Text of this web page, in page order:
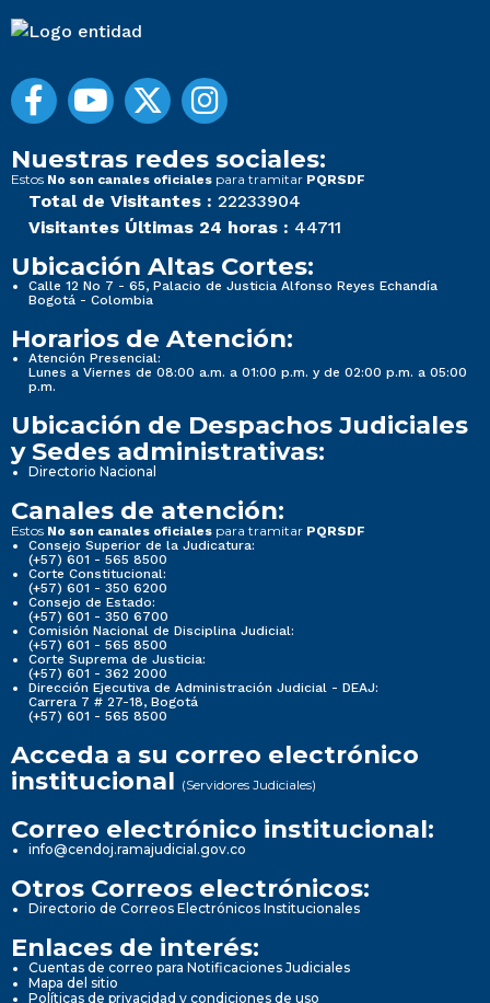
Nuestras redes sociales:
Estos No son canales oficiales para tramitar PQRSDF
Total de Visitantes : 22233904
Visitantes Últimas 24 horas : 44711
Ubicación Altas Cortes:
Calle 12 No 7 - 65, Palacio de Justicia Alfonso Reyes Echandía
Bogotá - Colombia
Horarios de Atención:
Atención Presencial:
Lunes a Viernes de 08:00 a.m. a 01:00 p.m. y de 02:00 p.m. a 05:00
p.m.
Ubicación de Despachos Judiciales
y Sedes administrativas:
Directorio Nacional
Canales de atención:
Estos No son canales oficiales para tramitar PQRSDF
Consejo Superior de la Judicatura:
(+57) 601 - 565 8500
Corte Constitucional:
(+57) 601 - 350 6200
Consejo de Estado:
(+57) 601 - 350 6700
Comisión Nacional de Disciplina Judicial:
(+57) 601 - 565 8500
Corte Suprema de Justicia:
(+57) 601 - 362 2000
Dirección Ejecutiva de Administración Judicial - DEAJ:
Carrera 7 # 27-18, Bogotá
(+57) 601 - 565 8500
Acceda a su correo electrónico
institucional (Servidores Judiciales)
Correo electrónico institucional:
info@cendoj.ramajudicial.gov.co
Otros Correos electrónicos:
Directorio de Correos Electrónicos Institucionales
Enlaces de interés:
Cuentas de correo para Notificaciones Judiciales
Mapa del sitio
Políticas de privacidad y condiciones de uso